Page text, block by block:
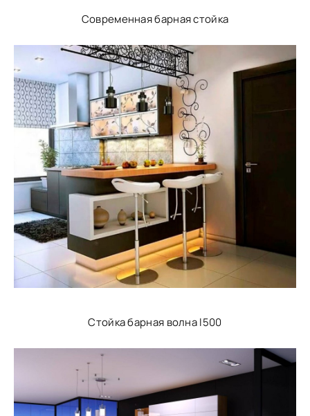
Современная барная стойка
Стойка барная волна l500